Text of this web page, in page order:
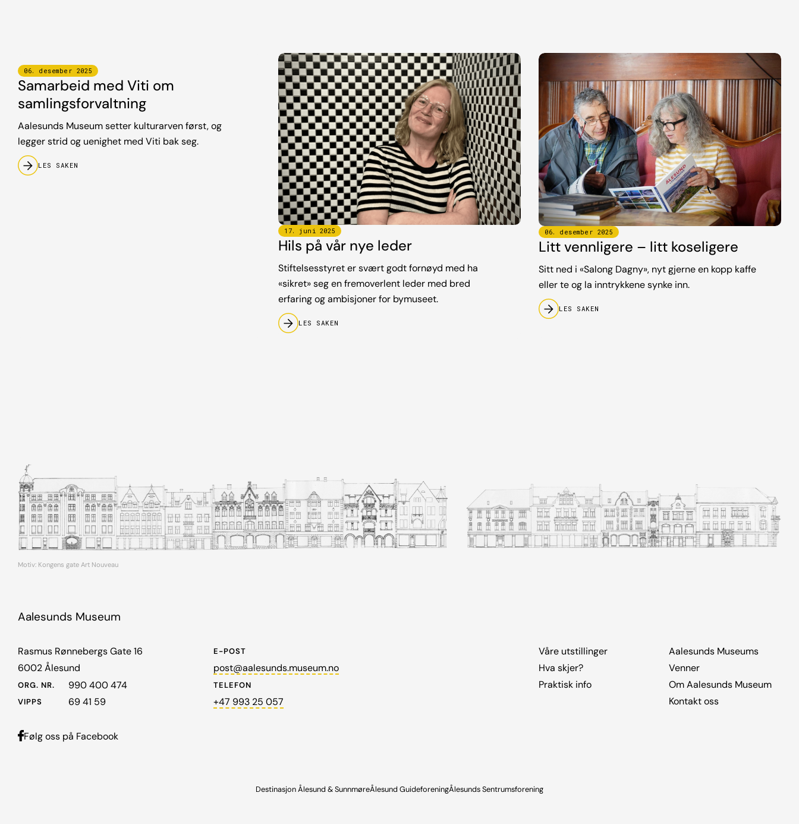
06. desember 2025
Samarbeid med Viti om
samlingsforvaltning
Aalesunds Museum setter kulturarven først, og
legger strid og uenighet med Viti bak seg.
LES SAKEN
17. juni 2025
Hils på vår nye leder
Stiftelsesstyret er svært godt fornøyd med ha
«sikret» seg en fremoverlent leder med bred
erfaring og ambisjoner for bymuseet.
LES SAKEN
06. desember 2025
Litt vennligere – litt koseligere
Sitt ned i «Salong Dagny», nyt gjerne en kopp kaffe
eller te og la inntrykkene synke inn.
LES SAKEN
Motiv: Kongens gate Art Nouveau
Aalesunds Museum
Rasmus Rønnebergs Gate 16
6002 Ålesund
ORG. NR. 990 400 474
VIPPS 69 41 59
E-POST
post@aalesunds.museum.no
TELEFON
+47 993 25 057
Våre utstillinger
Hva skjer?
Praktisk info
Aalesunds Museums
Venner
Om Aalesunds Museum
Kontakt oss
Følg oss på Facebook
Destinasjon Ålesund & SunnmøreÅlesund GuideforeningÅlesunds Sentrumsforening